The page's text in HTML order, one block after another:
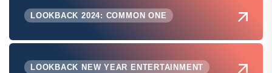
LOOKBACK 2024: COMMON ONE
LOOKBACK NEW YEAR ENTERTAINMENT